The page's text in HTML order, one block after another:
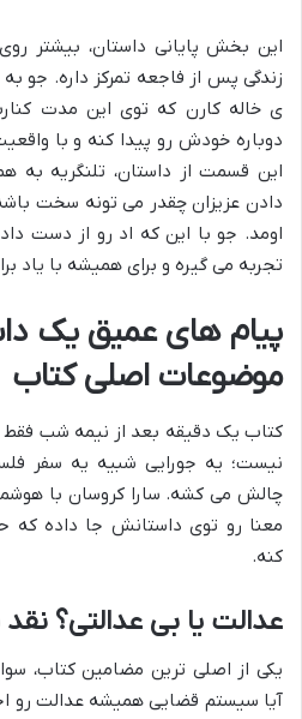
این بخش پایانی داستان، بیشتر
زندگی پس از فاجعه تمرکز داره. جو به
ی خاله کارن که توی این مدت
دوباره خودش رو پیدا کنه و با
این قسمت از داستان، تلنگریه
دادن عزیزان چقدر می تونه سخت باشه
اومد. جو با این که اد رو از دست
تجربه می گیره و برای همیشه با یاد
پیام های عمیق یک
موضوعات اصلی کتاب
کتاب یک دقیقه بعد از نیمه شب فقط
نیست؛ یه جورایی شبیه یه سفر
چالش می کشه. سارا کروسان با
معنا رو توی داستانش جا داده که
کنه.
عدالت یا بی عدالتی؟
یکی از اصلی ترین مضامین کتاب،
آیا سیستم قضایی همیشه عدالت رو